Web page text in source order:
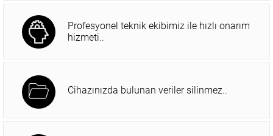
Profesyonel teknik ekibimiz ile hızlı onarım
hizmeti..
Cihazınızda bulunan veriler silinmez..